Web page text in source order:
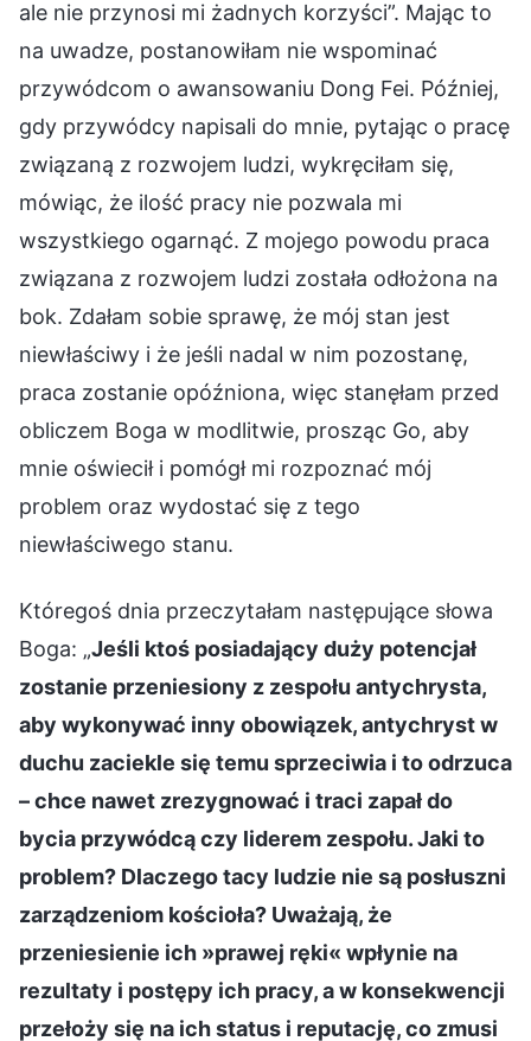
ale nie przynosi mi żadnych korzyści”. Mając to
na uwadze, postanowiłam nie wspominać
przywódcom o awansowaniu Dong Fei. Później,
gdy przywódcy napisali do mnie, pytając o pracę
związaną z rozwojem ludzi, wykręciłam się,
mówiąc, że ilość pracy nie pozwala mi
wszystkiego ogarnąć. Z mojego powodu praca
związana z rozwojem ludzi została odłożona na
bok. Zdałam sobie sprawę, że mój stan jest
niewłaściwy i że jeśli nadal w nim pozostanę,
praca zostanie opóźniona, więc stanęłam przed
obliczem Boga w modlitwie, prosząc Go, aby
mnie oświecił i pomógł mi rozpoznać mój
problem oraz wydostać się z tego
niewłaściwego stanu.
Któregoś dnia przeczytałam następujące słowa
Boga: „Jeśli ktoś posiadający duży potencjał
zostanie przeniesiony z zespołu antychrysta,
aby wykonywać inny obowiązek, antychryst w
duchu zaciekle się temu sprzeciwia i to odrzuca
– chce nawet zrezygnować i traci zapał do
bycia przywódcą czy liderem zespołu. Jaki to
problem? Dlaczego tacy ludzie nie są posłuszni
zarządzeniom kościoła? Uważają, że
przeniesienie ich »prawej ręki« wpłynie na
rezultaty i postępy ich pracy, a w konsekwencji
przełoży się na ich status i reputację, co zmusi